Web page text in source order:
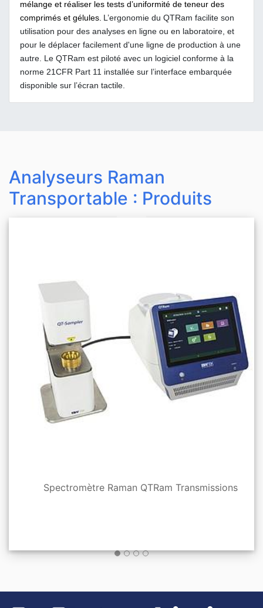
mélange et réaliser les tests d’uniformité de teneur des
comprimés et gélules. L’ergonomie du QTRam facilite son
utilisation pour des analyses en ligne ou en laboratoire, et
pour le déplacer facilement d'une ligne de production à une
autre. Le QTRam est piloté avec un logiciel conforme à la
norme 21CFR Part 11 installée sur l’interface embarquée
disponible sur l’écran tactile.
Analyseurs Raman
Transportable : Produits
Spectromètre Raman QTRam Transmissions